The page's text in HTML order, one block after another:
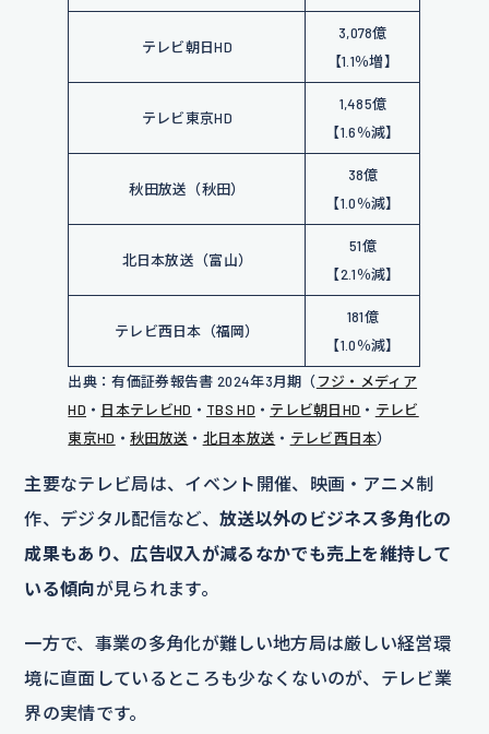
テレビ朝日HD
3,078億
【1.1％増】
テレビ東京HD
1,485億
【1.6％減】
秋田放送（秋田）
38億
【1.0％減】
北日本放送（富山）
51億
【2.1％減】
テレビ西日本（福岡）
181億
【1.0％減】
出典：有価証券報告書 2024年3月期（フジ・メディア
HD ・ 日本テレビHD ・ TBS HD ・ テレビ朝日HD ・ テレビ
東京HD ・ 秋田放送 ・ 北日本放送 ・ テレビ西日本）
主要なテレビ局は、イベント開催、映画・アニメ制
作、デジタル配信など、 放送以外のビジネス多角化の
成果もあり、広告収入が減るなかでも売上を維持して
いる傾向が見られます。
一方で、事業の多角化が難しい地方局は厳しい経営環
境に直面しているところも少なくないのが、テレビ業
界の実情です。